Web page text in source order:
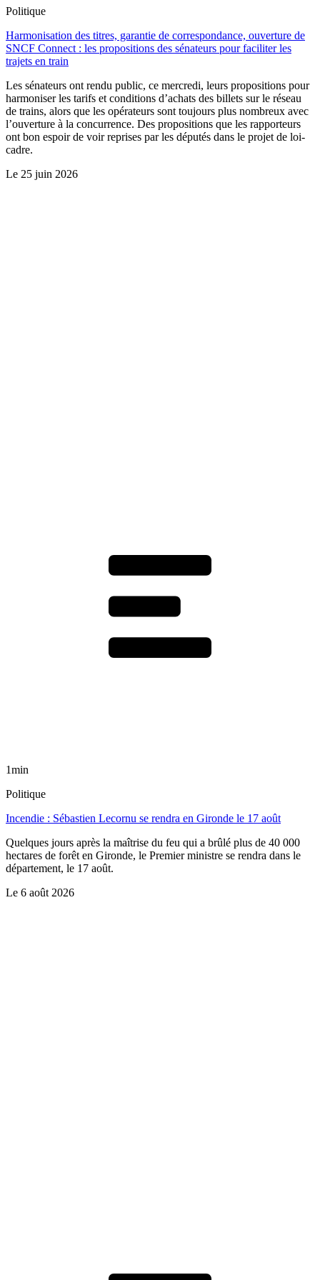
Politique
Harmonisation des titres, garantie de correspondance, ouverture de
SNCF Connect : les propositions des sénateurs pour faciliter les
trajets en train
Les sénateurs ont rendu public, ce mercredi, leurs propositions pour
harmoniser les tarifs et conditions d’achats des billets sur le réseau
de trains, alors que les opérateurs sont toujours plus nombreux avec
l’ouverture à la concurrence. Des propositions que les rapporteurs
ont bon espoir de voir reprises par les députés dans le projet de loi-
cadre.
Le 25 juin 2026
1min
Politique
Incendie : Sébastien Lecornu se rendra en Gironde le 17 août
Quelques jours après la maîtrise du feu qui a brûlé plus de 40 000
hectares de forêt en Gironde, le Premier ministre se rendra dans le
département, le 17 août.
Le 6 août 2026